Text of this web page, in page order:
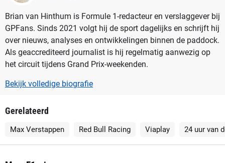
Brian van Hinthum is Formule 1-redacteur en verslaggever bij
GPFans. Sinds 2021 volgt hij de sport dagelijks en schrijft hij
over nieuws, analyses en ontwikkelingen binnen de paddock.
Als geaccrediteerd journalist is hij regelmatig aanwezig op
het circuit tijdens Grand Prix-weekenden.
Bekijk volledige biografie
Gerelateerd
Max Verstappen Red Bull Racing Viaplay 24 uur van